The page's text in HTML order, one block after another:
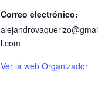
Correo electrónico:
alejandrovaquerizo@gmai
l.com
Ver la web Organizador